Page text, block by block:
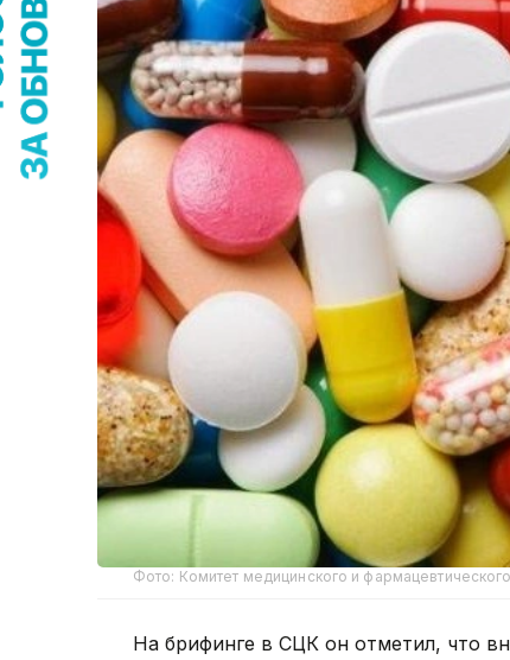
Фото: Комитет медицинского и
На брифинге в СЦК он отметил, что